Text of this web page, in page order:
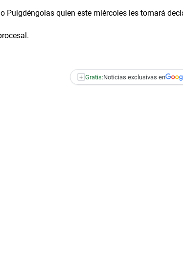
Puigdéngolas quien este miércoles les tomará
+ Gratis:Noticias exclusivas en